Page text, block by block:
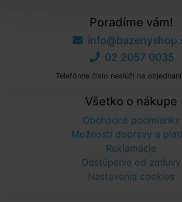
Poradíme vám!
02 2057 0035
Telefónne číslo neslúži na
Všetko o nákupe
Obchodné podmienky
Možnosti dopravy a
Reklamácie
Odstúpenie od zmluvy
Nastavenia cookies